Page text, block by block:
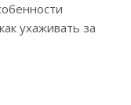
ухаживать за